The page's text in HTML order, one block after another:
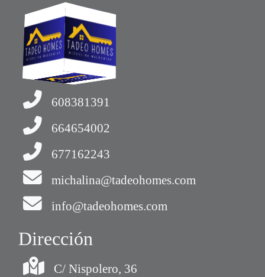
608381391
664654002
677162243
michalina@tadeohomes.com
info@tadeohomes.com
Dirección
C/ Nispolero, 36